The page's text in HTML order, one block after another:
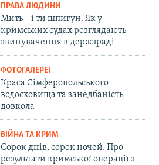
ПРАВА ЛЮДИНИ
Мить – і ти шпигун. Як у
кримських судах розглядають
звинувачення в держзраді
ФОТОГАЛЕРЕЇ
Краса Сімферопольського
водосховища та занедбаність
довкола
ВІЙНА ТА КРИМ
Сорок днів, сорок ночей. Про
результати кримської операції з